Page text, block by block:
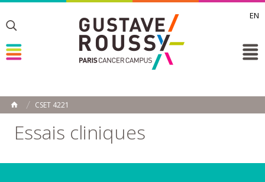
EN
Toggle
Toggle
ACCUEIL
CSET 4221
Essais cliniques